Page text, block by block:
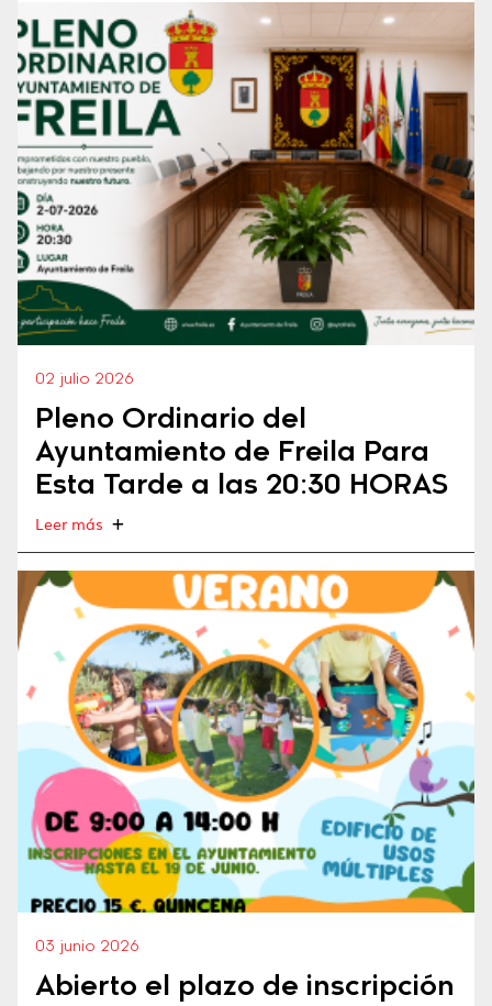
02 julio 2026
Pleno Ordinario del
Ayuntamiento de Freila Para
Esta Tarde a las 20:30 HORAS
Leer más
03 junio 2026
Abierto el plazo de inscripción